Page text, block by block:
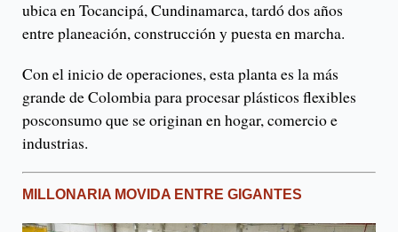
ubica en Tocancipá, Cundinamarca, tardó dos años
entre planeación, construcción y puesta en marcha.
Con el inicio de operaciones, esta planta es la más
grande de Colombia para procesar plásticos flexibles
posconsumo que se originan en hogar, comercio e
industrias.
MILLONARIA MOVIDA ENTRE GIGANTES